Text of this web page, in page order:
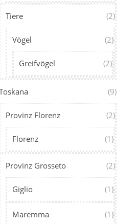
Tiere (2)
Vögel (2)
Greifvögel (2)
(9)
Provinz Florenz (2)
Florenz (1)
Provinz Grosseto (2)
Giglio (1)
Maremma (1)